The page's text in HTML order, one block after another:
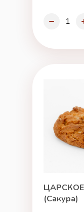
ЦАРСКОЕ
(Сакура)